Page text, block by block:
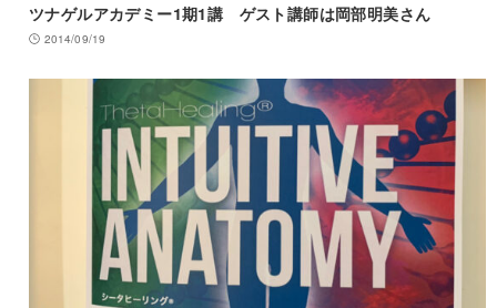
ツナゲルアカデミー1期1講 ゲスト講師は岡部明美さん
2014/09/19